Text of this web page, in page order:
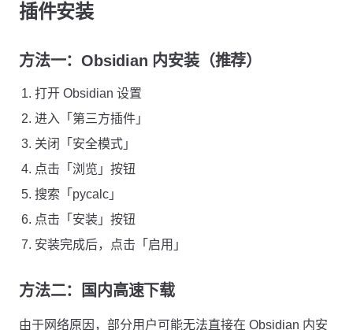
插件安装
方法一：Obsidian 内安装（推荐）
打开 Obsidian 设置
进入「第三方插件」
关闭「安全模式」
点击「浏览」按钮
搜索「pycalc」
点击「安装」按钮
安装完成后，点击「启用」
方法二：国内高速下载
由于网络原因，部分用户可能无法直接在 Obsidian 内安